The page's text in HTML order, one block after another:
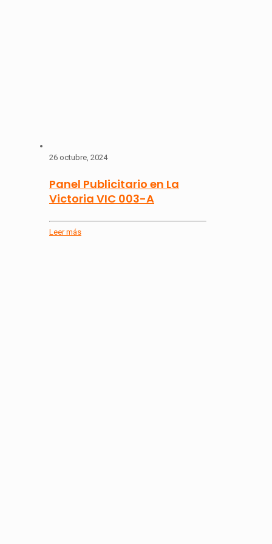
26 octubre, 2024
Panel Publicitario en La
Victoria VIC 003-A
Leer más